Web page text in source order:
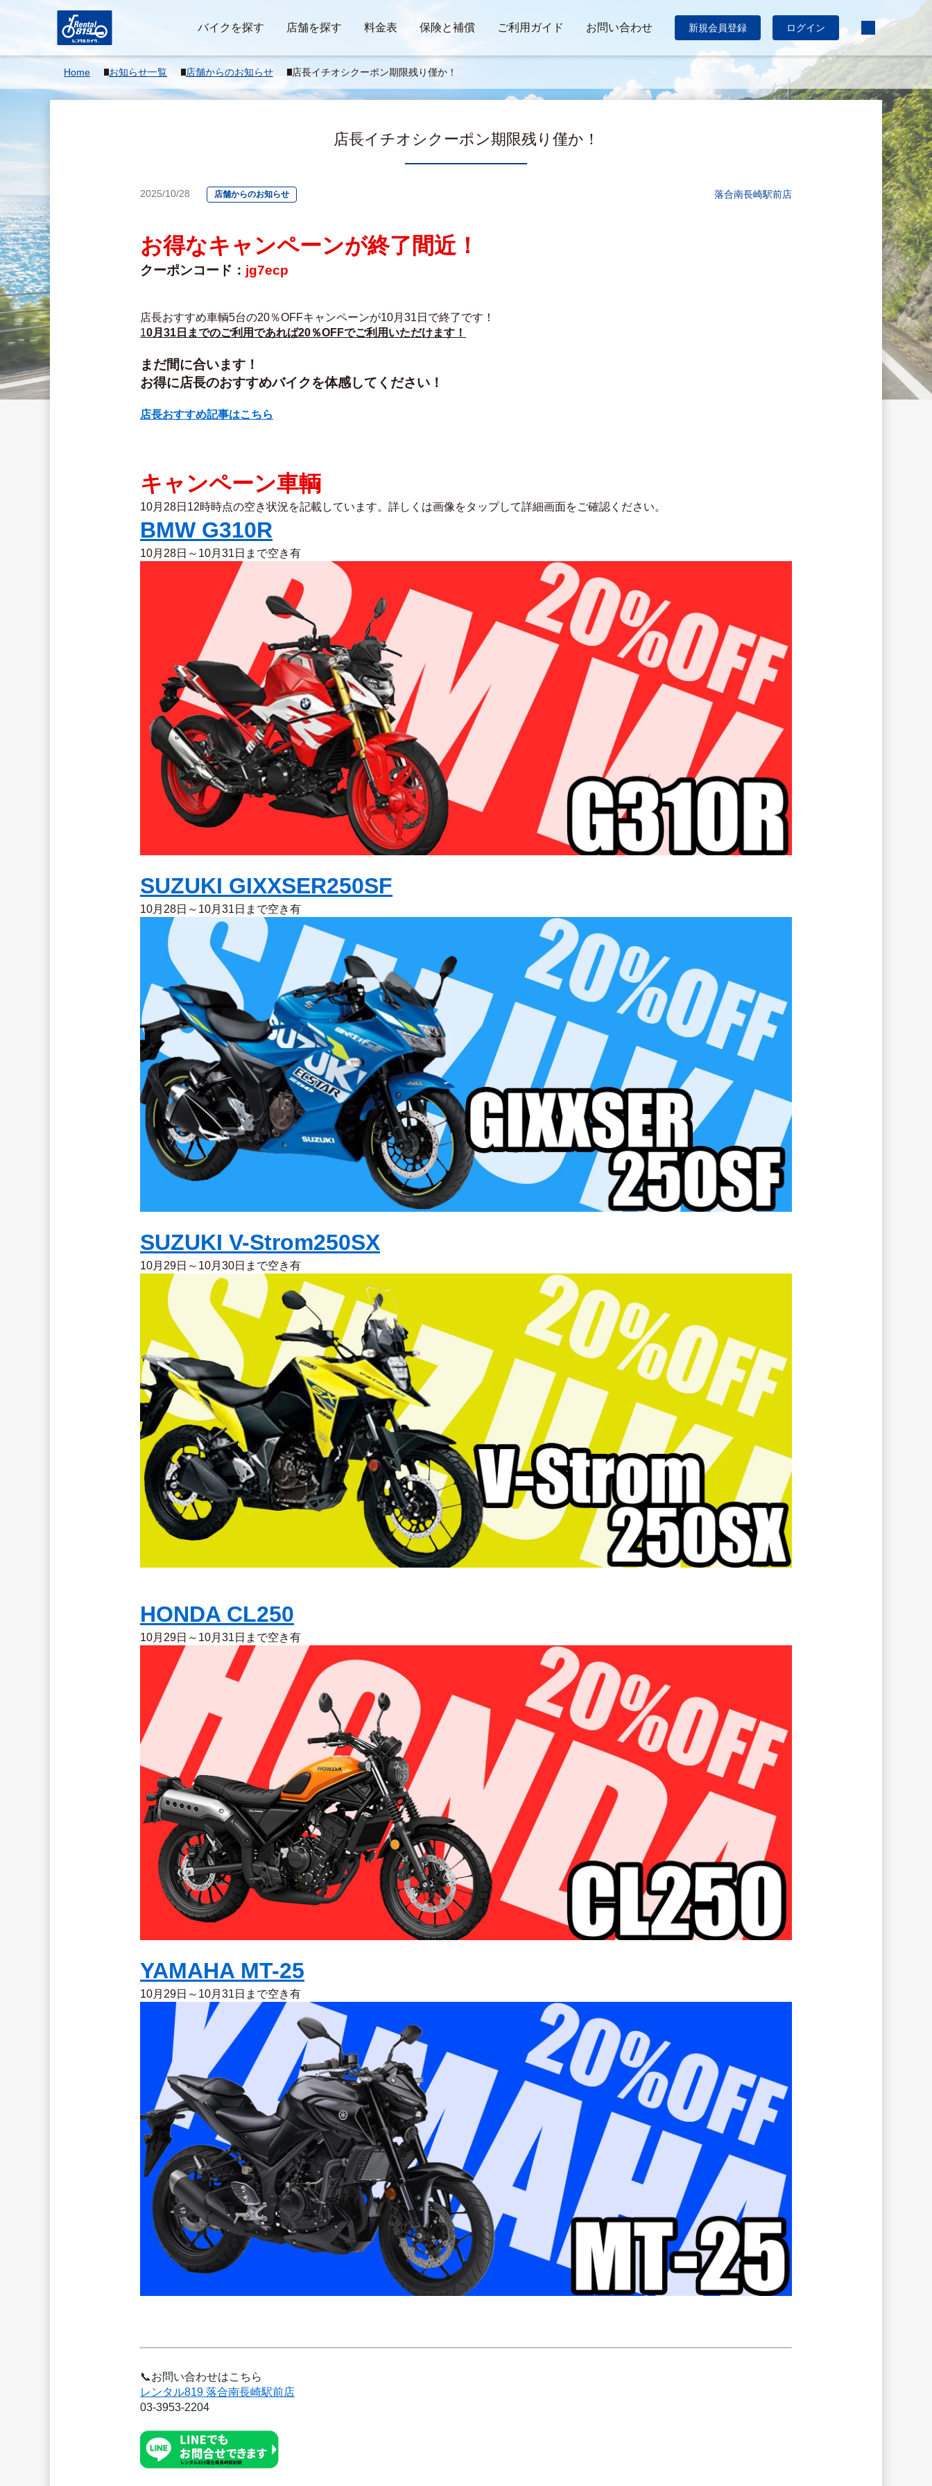
バイクを探す 店舗を探す 料金表 保険と補償 ご利用ガイド お問い合わせ 新規会員登録 ログイン
Home お知らせ一覧 店舗からのお知らせ 店長イチオシクーポン期限残り僅か！
店長イチオシクーポン期限残り僅か！
2025/10/28 店舗からのお知らせ 落合南長崎駅前店
お得なキャンペーンが終了間近！
クーポンコード： jg7ecp
店長おすすめ車輌5台の20％OFFキャンペーンが10月31日で終了です！
10月31日までのご利用であれば20％OFFでご利用いただけます！
まだ間に合います！
お得に店長のおすすめバイクを体感してください！
店長おすすめ記事はこちら
キャンペーン車輌
10月28日12時時点の空き状況を記載しています。詳しくは画像をタップして詳細画面をご確認ください。
BMW G310R
10月28日～10月31日まで空き有
SUZUKI GIXXSER250SF
10月28日～10月31日まで空き有
SUZUKI V-Strom250SX
10月29日～10月30日まで空き有
HONDA CL250
10月29日～10月31日まで空き有
YAMAHA MT-25
10月29日～10月31日まで空き有
📞お問い合わせはこちら
レンタル819 落合南長崎駅前店
03-3953-2204